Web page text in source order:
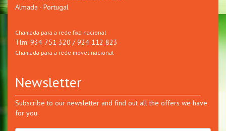
Almada - Portugal
Chamada para a rede fixa nacional
Tlm: 934 751 320 / 924 112 823
Chamada para a rede móvel nacional
Newsletter
Subscribe to our newsletter and find out all the offers we have
for you.